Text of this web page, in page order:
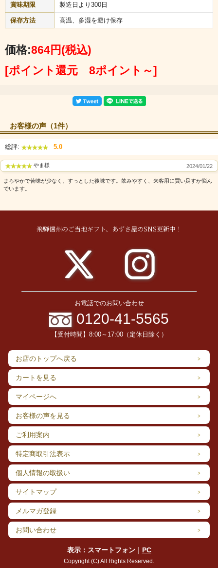
賞味期限 製造日より300日
保存方法 高温、多湿を避け保存
価格:864円(税込)
[ポイント還元 8ポイント～]
お客様の声（1件）
総評: 5.0
やま様 2024/01/22
まろやかで苦味が少なく、すっとした後味です。飲みやすく、来客用に買い足すか悩ん
でいます。
飛騨信州のご当地ギフト、あずさ屋のSNS更新中！
お電話でのお問い合わせ
0120-41-5565
【受付時間】8:00～17:00（定休日除く）
お店のトップへ戻る
カートを見る
マイページへ
お客様の声を見る
ご利用案内
特定商取引法表示
個人情報の取扱い
サイトマップ
メルマガ登録
お問い合わせ
表示：スマートフォン｜ PC
Copyright (C) All Rights Reserved.